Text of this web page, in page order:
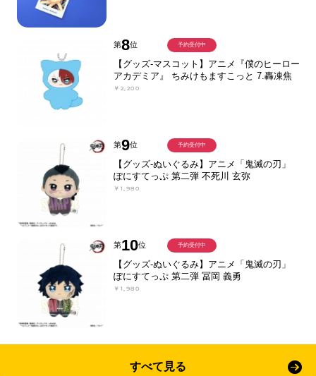
第8位
【グッズ-マスコット】アニメ『僕のヒーロー
アカデミア』 ちみけもますこっと 7.轟凍焦
￥2,200
予約受付中
第9位
【グッズ-ぬいぐるみ】アニメ「鬼滅の刃」
ぽにすてっぷ 第二弾 不死川 玄弥
￥1,980
予約受付中
第10位
【グッズ-ぬいぐるみ】アニメ「鬼滅の刃」
ぽにすてっぷ 第二弾 冨岡 義勇
￥1,980
予約受付中
すべて見る